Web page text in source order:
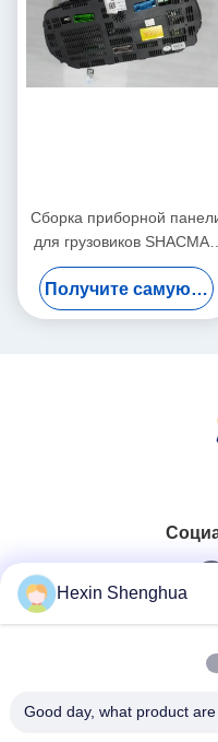
Сборка приборной
для грузовиков SHACMAN
F3000 X3000 H3000 X5000
X6000, блок приборов для
замены тяжелых условий
Получите самую лучшую цену
Hexin Shenghua
Good day, what product